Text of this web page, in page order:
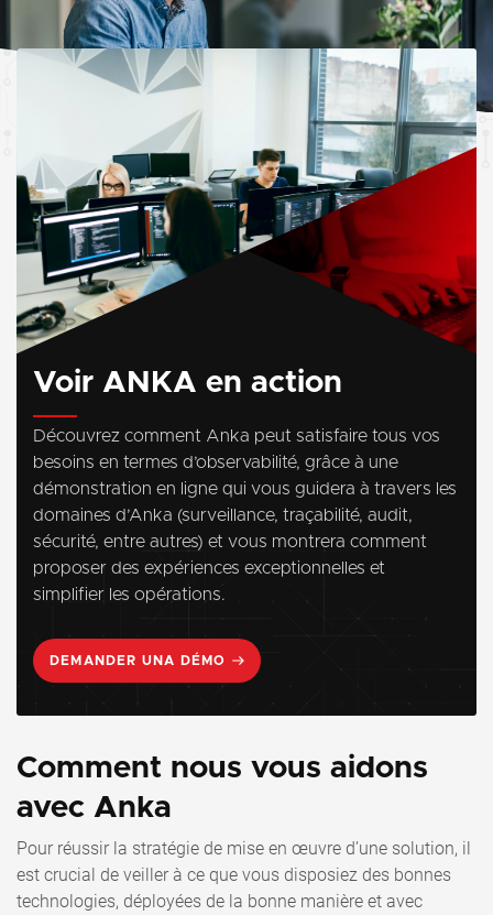
Voir ANKA en action
Découvrez comment Anka peut satisfaire tous vos
besoins en termes d’observabilité, grâce à une
démonstration en ligne qui vous guidera à travers les
domaines d’Anka (surveillance, traçabilité, audit,
sécurité, entre autres) et vous montrera comment
proposer des expériences exceptionnelles et
simplifier les opérations.
DEMANDER UNA DÉMO
Comment nous vous aidons
avec Anka
Pour réussir la stratégie de mise en œuvre d’une solution, il
est crucial de veiller à ce que vous disposiez des bonnes
technologies, déployées de la bonne manière et avec